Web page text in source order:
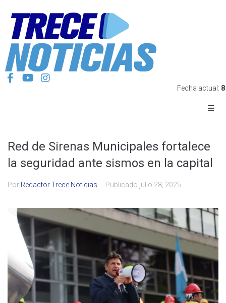
Fecha actual:
Red de Sirenas Municipales fortalece
la seguridad ante sismos en la capital
Por Redactor Trece Noticias Publicado julio 28, 2025